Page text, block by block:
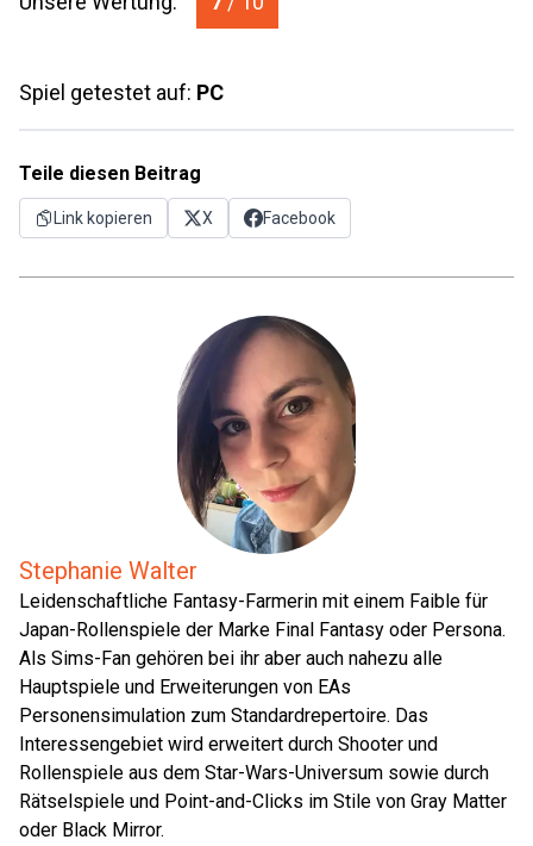
Spiel getestet auf: PC
Teile diesen Beitrag
Link kopieren X Facebook
Stephanie Walter
Leidenschaftliche Fantasy-Farmerin mit einem Faible für
Japan-Rollenspiele der Marke Final Fantasy oder Persona.
Als Sims-Fan gehören bei ihr aber auch nahezu alle
Hauptspiele und Erweiterungen von EAs
Personensimulation zum Standardrepertoire. Das
Interessengebiet wird erweitert durch Shooter und
Rollenspiele aus dem Star-Wars-Universum sowie durch
Rätselspiele und Point-and-Clicks im Stile von Gray Matter
oder Black Mirror.